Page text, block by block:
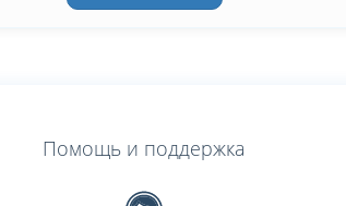
Помощь и поддержка